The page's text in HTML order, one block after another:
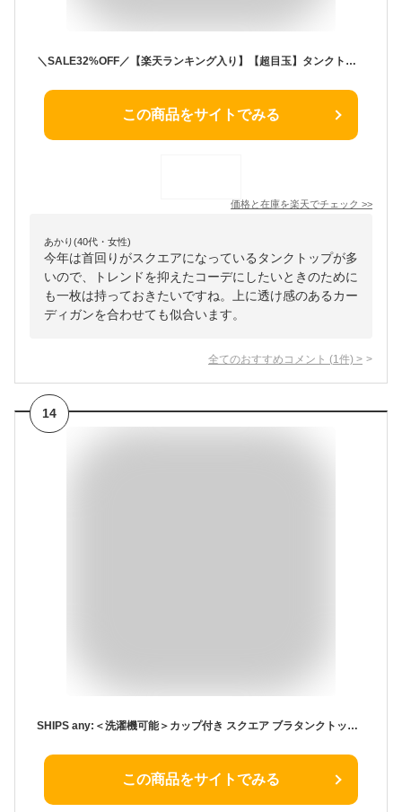
＼SALE32%OFF／【楽天ランキング入り】【超目玉】タンクトップ カップ付き スクエア レディース ノースリーブ ファッション 春 夏 20代 30代 40代 50代 リブタンク プチプラ 韓国 ファッション
この商品をサイトでみる
価格と在庫を楽天でチェック >>
あかり(40代・女性)
今年は首回りがスクエアになっているタンクトップが多
いので、トレンドを抑えたコーデにしたいときのために
も一枚は持っておきたいですね。上に透け感のあるカー
ディガンを合わせても似合います。
全てのおすすめコメント (1 件) >
14
SHIPS any:＜洗濯機可能＞カップ付き スクエア ブラタンクトップ SHIPS any シップス トップス ノースリーブ・タンクトップ ブラック ホワイト グレー【送料無料】[Rakuten Fashion]
この商品をサイトでみる